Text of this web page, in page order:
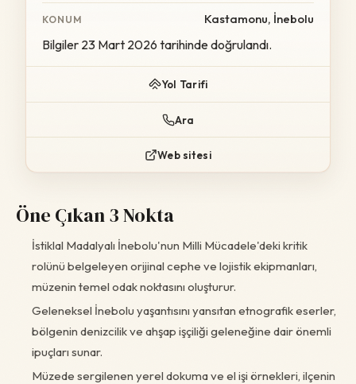
KONUM Kastamonu, İnebolu
Bilgiler 23 Mart 2026 tarihinde doğrulandı.
Yol Tarifi
Ara
Web sitesi
Öne Çıkan 3 Nokta
İstiklal Madalyalı İnebolu'nun Milli Mücadele'deki kritik
rolünü belgeleyen orijinal cephe ve lojistik ekipmanları,
müzenin temel odak noktasını oluşturur.
Geleneksel İnebolu yaşantısını yansıtan etnografik eserler,
bölgenin denizcilik ve ahşap işçiliği geleneğine dair önemli
ipuçları sunar.
Müzede sergilenen yerel dokuma ve el işi örnekleri, ilçenin